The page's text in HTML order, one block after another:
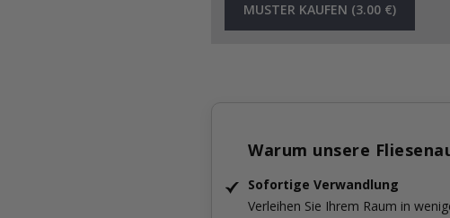
MUSTER KAUFEN (3.00 €)
Warum unsere
Sofortige Verwandlung
Verleihen Sie Ihrem Raum in